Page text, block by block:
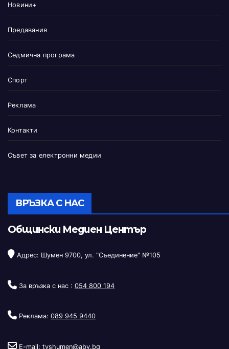
Новини+
Предавания
Седмична програма
Спорт
Реклама
Контакти
Съвет за електронни медии
ВРЪЗКА С НАС
Общински Медиен Център
Адрес: Шумен 9700, ул. "Съединение" №105
За връзка с нас : 054 800 194
Реклама: 089 945 9440
E-mail: tvshumen@abv.bg